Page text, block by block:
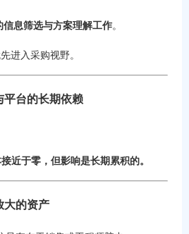
信息筛选与方案理解工作。
进入采购视野。
平台的长期依赖
近于零，但影响是长期累积的。
大的资产